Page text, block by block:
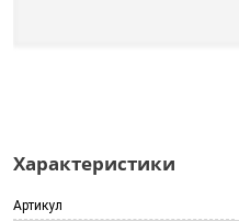
Характеристики
Артикул